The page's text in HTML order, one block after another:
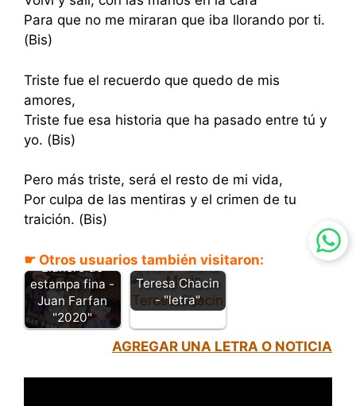
Para que no me miraran que iba llorando por ti.
(Bis)
Triste fue el recuerdo que quedo de mis
amores,
Triste fue esa historia que ha pasado entre tú y
yo. (Bis)
Pero más triste, será el resto de mi vida,
Por culpa de las mentiras y el crimen de tu
traición. (Bis)
☛ Otros usuarios también visitaron:
Llanero de
estampa fina -
Juan Farfan
"2020"
Ahora - Maria
Teresa Chacin
- "letra"
AGREGAR UNA LETRA O NOTICIA